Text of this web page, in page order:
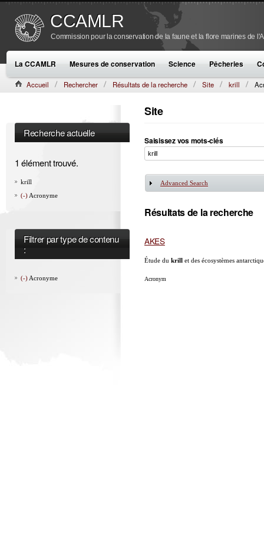
CCAMLR
Commission pour la conservation de la faune et la flore marines de
La CCAMLR Mesures de conservation Science Pêcheries
Accueil Rechercher Résultats de la recherche Site krill
Recherche actuelle
1 élément trouvé.
krill
(-) Acronyme
Filtrer par type de contenu
:
(-) Acronyme
Site
Saisissez vos mots-clés
Afficher
Advanced Search
Résultats de la recherche
AKES
Étude du krill et des écosystèmes
Acronym